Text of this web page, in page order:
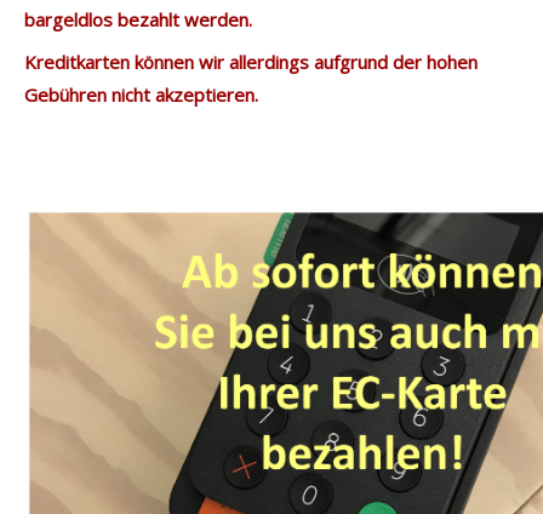
bargeldlos bezahlt werden.
Kreditkarten können wir allerdings aufgrund der hohen
Gebühren nicht akzeptieren.